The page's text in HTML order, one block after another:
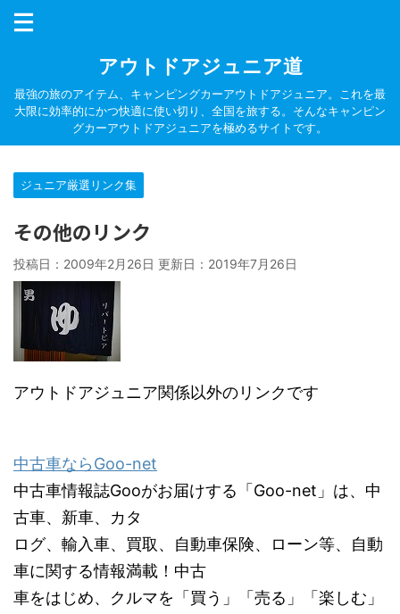
アウトドアジュニア道
最強の旅のアイテム、キャンピングカーアウトドアジュニア。これを最
大限に効率的にかつ快適に使い切り、全国を旅する。そんなキャンピン
グカーアウトドアジュニアを極めるサイトです。
ジュニア厳選リンク集
その他のリンク
投稿日：2009年2月26日 更新日： 2019年7月26日
アウトドアジュニア関係以外のリンクです
中古車ならGoo-net
中古車情報誌Gooがお届けする「Goo-net」は、中
古車、新車、カタ
ログ、輸入車、買取、自動車保険、ローン等、自動
車に関する情報満載！中古
車をはじめ、クルマを「買う」「売る」「楽しむ」